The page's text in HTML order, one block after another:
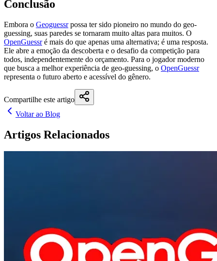
Conclusão
Embora o Geoguessrpossa ter sido pioneiro no mundo do geo-
guessing, suas paredes se tornaram muito altas para muitos. O
OpenGuessré mais do que apenas uma alternativa; é uma resposta.
Ele abre a emoção da descoberta e o desafio da competição para
todos, independentemente do orçamento. Para o jogador moderno
que busca a melhor experiência de geo-guessing, o OpenGuessr
representa o futuro aberto e acessível do gênero.
Compartilhe este artigo
Voltar ao Blog
Artigos Relacionados